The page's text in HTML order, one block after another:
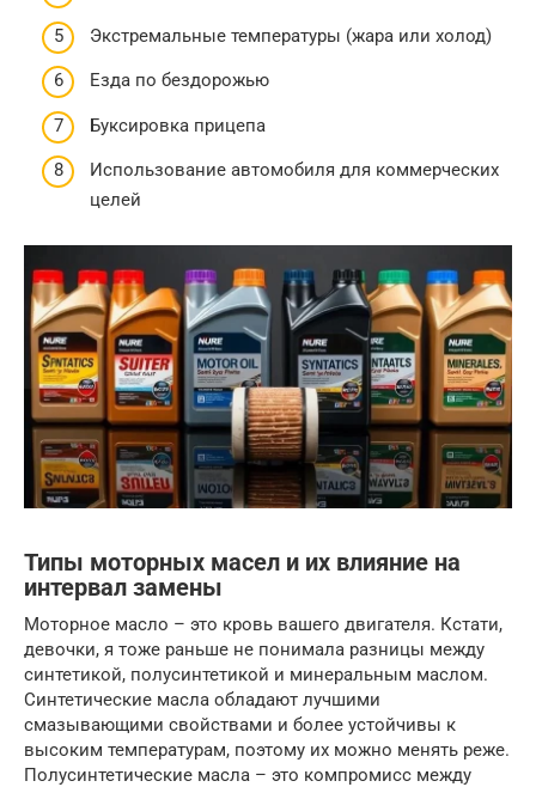
Экстремальные температуры (жара или холод)
Езда по бездорожью
Буксировка прицепа
Использование автомобиля для коммерческих
целей
Типы моторных масел и их влияние на
интервал замены
Моторное масло – это кровь вашего двигателя. Кстати,
девочки, я тоже раньше не понимала разницы между
синтетикой, полусинтетикой и минеральным маслом.
Синтетические масла обладают лучшими
смазывающими свойствами и более устойчивы к
высоким температурам, поэтому их можно менять реже.
Полусинтетические масла – это компромисс между